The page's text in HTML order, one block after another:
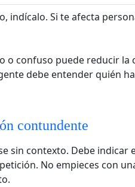
indícalo. Si te afecta
o confuso puede reducir la
debe entender quién
contundente
sin contexto. Debe indicar
No empieces con